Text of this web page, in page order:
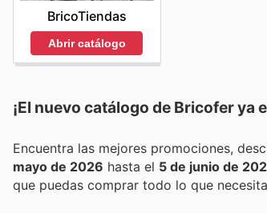
BricoTiendas
Abrir catálogo
¡El nuevo catálogo de Bricoferya
mayo de 2026 hasta el 5 de junio de
que puedas comprar todo lo que